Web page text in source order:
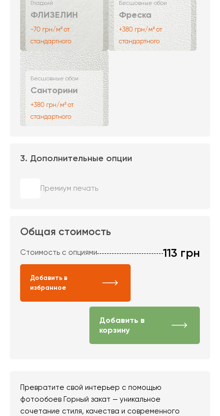
Гладкий
ФЛИЗЕЛИН
-70 грн/м² от
стандартного
Бесшовные обои
Фреска
+380 грн/м² от
стандартного
Бесшовные обои
Санторини
+380 грн/м² от
стандартного
3. Дополнительные опции
Премиум печать
Общая стоимость
Стоимость с опциями 113 грн
Добавить в
избранное
Добавить в
корзину
Превратите свой интерьер с помощью
фотообоев Горный закат — уникальное
сочетание стиля, качества и современного